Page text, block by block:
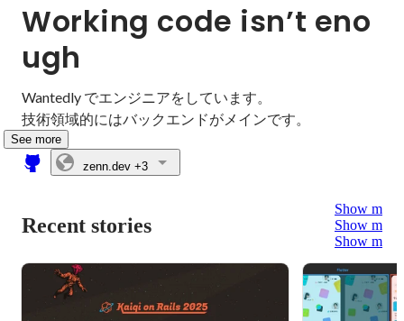
Working code isn’t eno
ugh
Wantedly でエンジニアをしています。
技術領域的にはバックエンドがメインです。
See more
zenn.dev +3
Recent stories
Show more
Show more
Show more